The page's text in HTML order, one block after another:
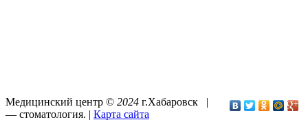
Медицинский центр © 2024 г.Хабаровск |
— стоматология. | Карта сайта